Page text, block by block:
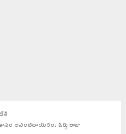
ఆనందదాయకం: ఓర్చు రాజు